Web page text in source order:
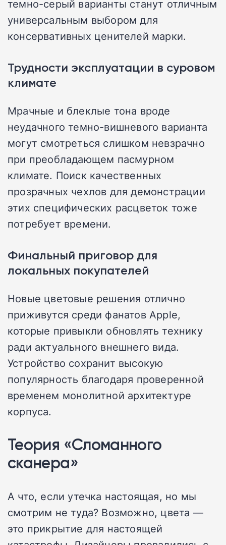
темно-серый варианты станут отличным
универсальным выбором для
консервативных ценителей марки.
Трудности эксплуатации в суровом
климате
Мрачные и блеклые тона вроде
неудачного темно-вишневого варианта
могут смотреться слишком невзрачно
при преобладающем пасмурном
климате. Поиск качественных
прозрачных чехлов для демонстрации
этих специфических расцветок тоже
потребует времени.
Финальный приговор для
локальных покупателей
Новые цветовые решения отлично
приживутся среди фанатов Apple,
которые привыкли обновлять технику
ради актуального внешнего вида.
Устройство сохранит высокую
популярность благодаря проверенной
временем монолитной архитектуре
корпуса.
Теория «Сломанного
сканера»
А что, если утечка настоящая, но мы
смотрим не туда? Возможно, цвета —
это прикрытие для настоящей